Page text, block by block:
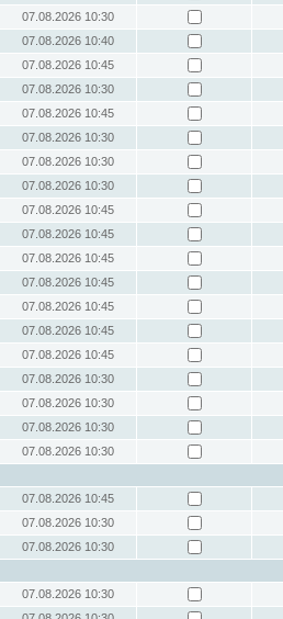
07.08.2026 10:30
07.08.2026 10:40
07.08.2026 10:45
07.08.2026 10:30
07.08.2026 10:45
07.08.2026 10:30
07.08.2026 10:30
07.08.2026 10:30
07.08.2026 10:45
07.08.2026 10:45
07.08.2026 10:45
07.08.2026 10:45
07.08.2026 10:45
07.08.2026 10:45
07.08.2026 10:45
07.08.2026 10:30
07.08.2026 10:30
07.08.2026 10:30
07.08.2026 10:30
07.08.2026 10:45
07.08.2026 10:30
07.08.2026 10:30
07.08.2026 10:30